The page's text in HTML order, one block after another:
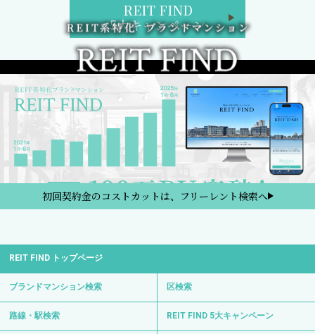
REIT FIND
5大キャンペーン
初回契約金のコストカットは、フリーレント検索へ
REIT FIND トップページ
ブランドマンション検索 区検索
路線・駅検索 REIT FIND 5大キャンペーン